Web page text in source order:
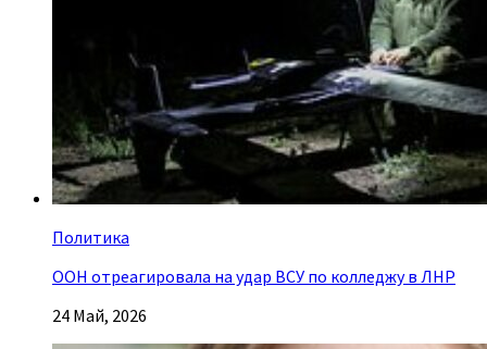
Политика
ООН отреагировала на удар ВСУ по колледжу в ЛНР
24 Май, 2026